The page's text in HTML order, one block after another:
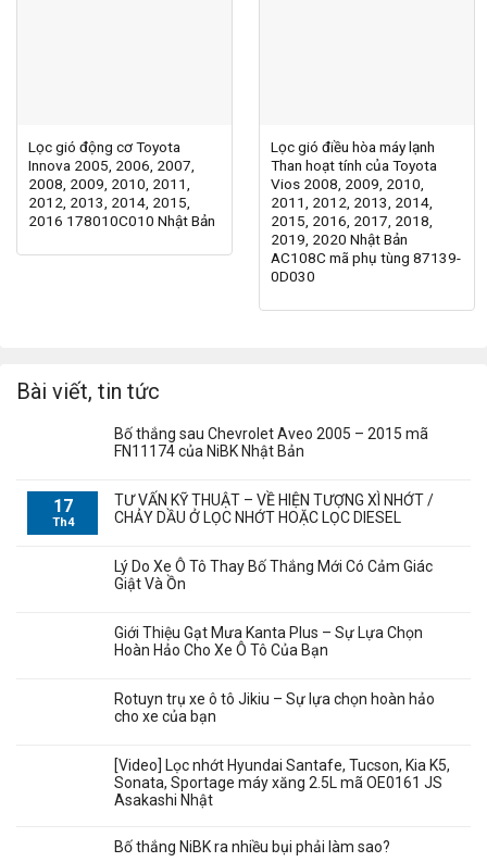
Lọc gió động cơ Toyota
Innova 2005, 2006, 2007,
2008, 2009, 2010, 2011,
2012, 2013, 2014, 2015,
2016 178010C010 Nhật Bản
Lọc gió điều hòa máy lạnh
Than hoạt tính của Toyota
Vios 2008, 2009, 2010,
2011, 2012, 2013, 2014,
2015, 2016, 2017, 2018,
2019, 2020 Nhật Bản
AC108C mã phụ tùng 87139-
0D030
Bài viết, tin tức
Bố thắng sau Chevrolet Aveo 2005 – 2015 mã
FN11174 của NiBK Nhật Bản
17
Th4
TƯ VẤN KỸ THUẬT – VỀ HIỆN TƯỢNG XÌ NHỚT /
CHẢY DẦU Ở LỌC NHỚT HOẶC LỌC DIESEL
Lý Do Xe Ô Tô Thay Bố Thắng Mới Có Cảm Giác
Giật Và Ồn
Giới Thiệu Gạt Mưa Kanta Plus – Sự Lựa Chọn
Hoàn Hảo Cho Xe Ô Tô Của Bạn
Rotuyn trụ xe ô tô Jikiu – Sự lựa chọn hoàn hảo
cho xe của bạn
[Video] Lọc nhớt Hyundai Santafe, Tucson, Kia K5,
Sonata, Sportage máy xăng 2.5L mã OE0161 JS
Asakashi Nhật
Bố thắng NiBK ra nhiều bụi phải làm sao?